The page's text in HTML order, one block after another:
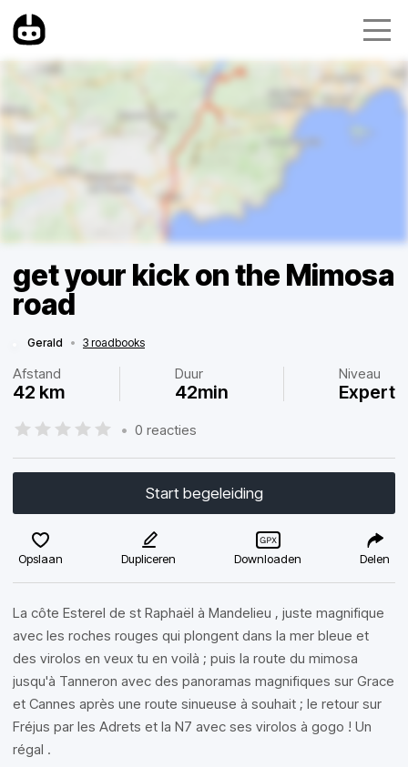
get your kick on the Mimosa
road
Gerald • 3 roadbooks
Afstand
42 km
Duur
42min
Niveau
Expert
• 0 reacties
Start begeleiding
Opslaan Dupliceren Downloaden Delen
La côte Esterel de st Raphaël à Mandelieu , juste magnifique
avec les roches rouges qui plongent dans la mer bleue et
des virolos en veux tu en voilà ; puis la route du mimosa
jusqu'à Tanneron avec des panoramas magnifiques sur Grace
et Cannes après une route sinueuse à souhait ; le retour sur
Fréjus par les Adrets et la N7 avec ses virolos à gogo ! Un
régal .